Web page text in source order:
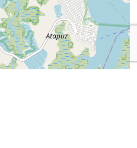
da
do
Recife